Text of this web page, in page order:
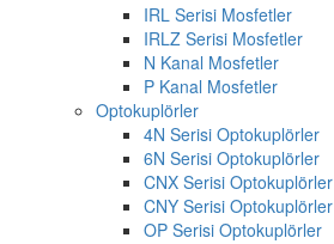
IRL Serisi Mosfetler
IRLZ Serisi Mosfetler
N Kanal Mosfetler
P Kanal Mosfetler
Optokuplörler
4N Serisi Optokuplörler
6N Serisi Optokuplörler
CNX Serisi Optokuplörler
CNY Serisi Optokuplörler
OP Serisi Optokuplörler